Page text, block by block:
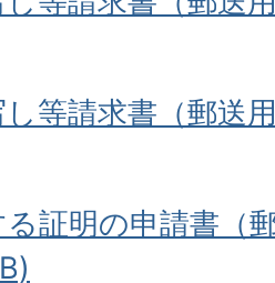
等請求書（郵送
る証明の申請書（